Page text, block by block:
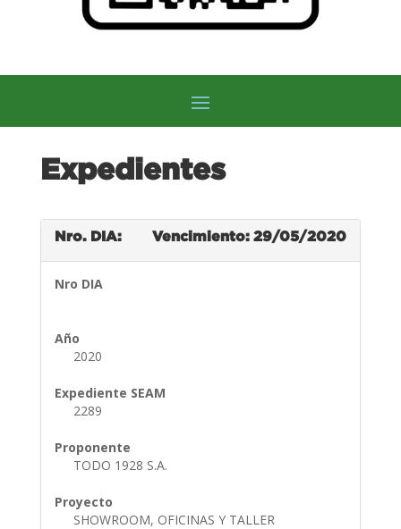
Expedientes
Nro. DIA: Vencimiento: 29/05/2020
Nro DIA
Año
2020
Expediente SEAM
2289
Proponente
TODO 1928 S.A.
Proyecto
SHOWROOM, OFICINAS Y TALLER